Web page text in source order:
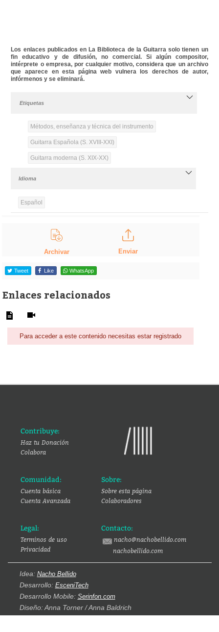
Los enlaces publicados en La Biblioteca de la Guitarra solo tienen un
fin educativo y de difusión, no comercial. Si algún compositor,
intérprete o empresa, por cualquier motivo, considera que un archivo
que aparece en esta página web vulnera los derechos de autor,
infórmenos y se eliminará.
Etiquetas
Métodos, enseñanza y técnica del instrumento
Guitarra Española (S. XVIII-XXI)
Guitarra moderna (S. XIX-XX)
Idioma
Español
Archivar Enviar
Tweet Like WhatsApp
Enlaces relacionados
Para acceder a este contenido necesitas estar registrado
Contribuye:
Haz tu Donación
Colabora
Comunidad:
Cuenta básica
Cuenta Avanzada
Sobre:
Sobre esta página
Colaboradores
Legal:
Terminos de uso
Privacidad
Contacto:
nacho@nachobellido.com
nachobellido.com
Idea: Nacho Bellido
Desarrollo: EsceniTech
Desarrollo Mobile: Serinfon.com
Diseño: Anna Torner / Anna Baldrich